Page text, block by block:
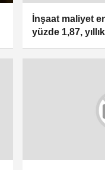
İnşaat maliyet
yüzde 1,87,